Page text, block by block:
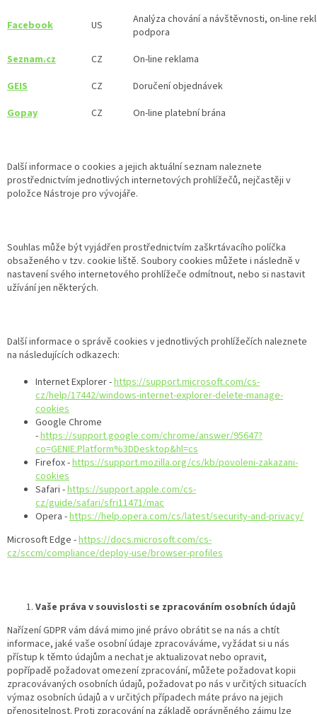
Facebook US
Analýza chování a návštěvnosti, on-line
podpora
Seznam.cz
CZ
On-line reklama
GEIS
CZ
Doručení objednávek
Gopay
CZ On-line platební brána
Další informace o cookies a jejich aktuální seznam naleznete
prostřednictvím jednotlivých internetových prohlížečů, nejčastěji v
položce Nástroje pro vývojáře.
Souhlas může být vyjádřen prostřednictvím zaškrtávacího políčka
obsaženého v tzv. cookie liště. Soubory cookies můžete i následně v
nastavení svého internetového prohlížeče odmítnout, nebo si nastavit
užívání jen některých.
Další informace o správě cookies v jednotlivých prohlížečích naleznete
na následujících odkazech:
Internet Explorer -https://support.microsoft.com/cs-
cz/help/17442/windows-internet-explorer-delete-manage-
cookies
Google Chrome
-https://support.google.com/chrome/answer/95647?
co=GENIE.Platform%3DDesktop&hl=cs
Firefox -https://support.mozilla.org/cs/kb/povoleni-zakazani-
cookies
Safari -https://support.apple.com/cs-
cz/guide/safari/sfri11471/mac
Opera -https://help.opera.com/cs/latest/security-and-privacy/
Microsoft Edge -https://docs.microsoft.com/cs-
cz/sccm/compliance/deploy-use/browser-profiles
Vaše práva v souvislosti se zpracováním osobních údajů
Nařízení GDPR vám dává mimo jiné právo obrátit se na nás a chtít
informace, jaké vaše osobní údaje zpracováváme, vyžádat si u nás
přístup k těmto údajům a nechat je aktualizovat nebo opravit,
popřípadě požadovat omezení zpracování, můžete požadovat kopii
zpracovávaných osobních údajů, požadovat po nás v určitých situacích
výmaz osobních údajů a v určitých případech máte právo na jejich
přenositelnost. Proti zpracování na základě oprávněného zájmu lze